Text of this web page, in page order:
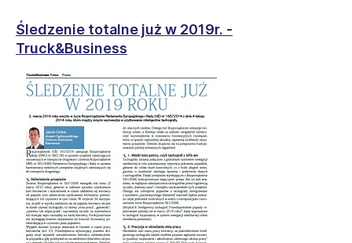
Śledzenie totalne już w 2019r. -
Truck&Business